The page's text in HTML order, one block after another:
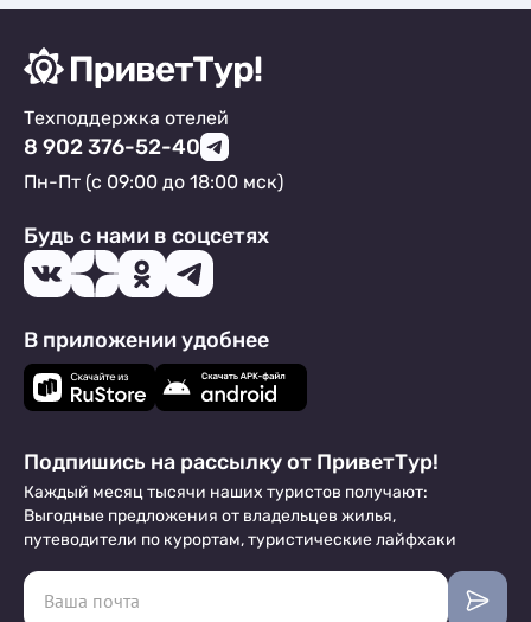
Техподдержка отелей
8 902 376-52-40
Пн-Пт (с 09:00 до 18:00 мск)
Будь с нами в соцсетях
В приложении удобнее
Подпишись на рассылку от ПриветТур!
Каждый месяц тысячи наших туристов получают:
Выгодные предложения от владельцев жилья,
путеводители по курортам, туристические лайфхаки